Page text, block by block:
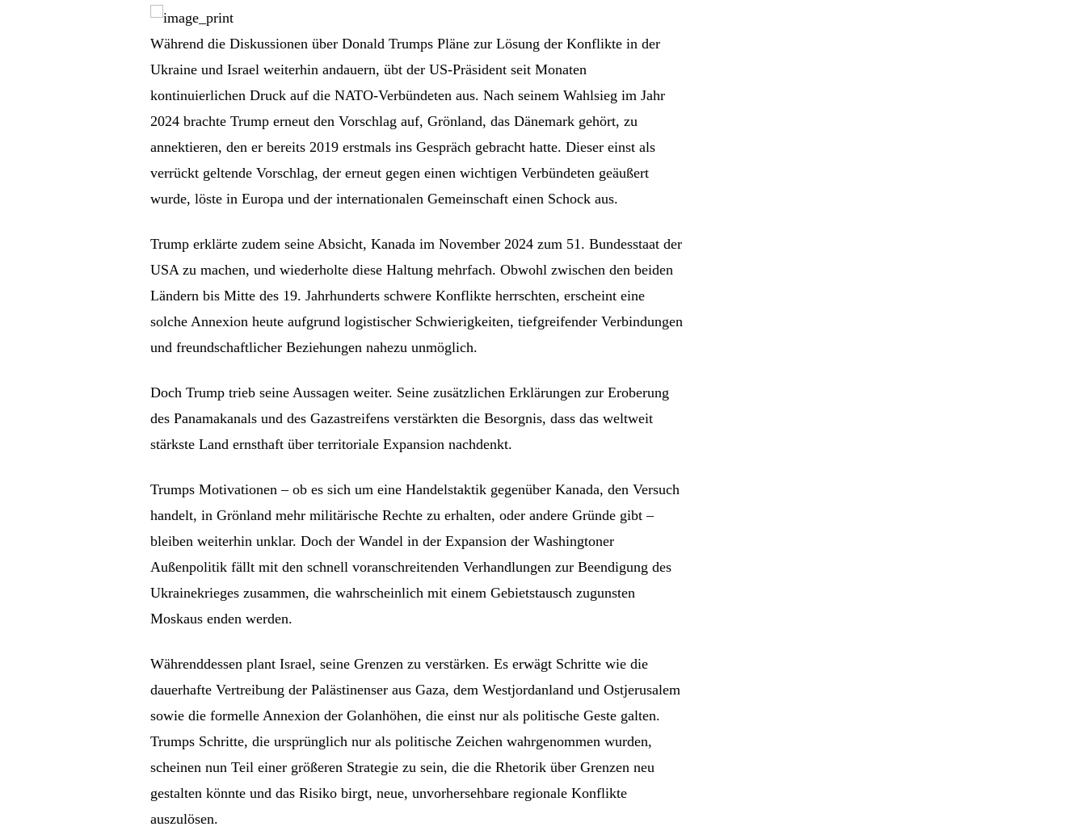
Während die Diskussionen über Donald Trumps Pläne zur Lösung der Konflikte in der
Ukraine und Israel weiterhin andauern, übt der US-Präsident seit Monaten
kontinuierlichen Druck auf die NATO-Verbündeten aus. Nach seinem Wahlsieg im Jahr
2024 brachte Trump erneut den Vorschlag auf, Grönland, das Dänemark gehört, zu
annektieren, den er bereits 2019 erstmals ins Gespräch gebracht hatte. Dieser einst als
verrückt geltende Vorschlag, der erneut gegen einen wichtigen Verbündeten geäußert
wurde, löste in Europa und der internationalen Gemeinschaft einen Schock aus.
Trump erklärte zudem seine Absicht, Kanada im November 2024 zum 51. Bundesstaat der
USA zu machen, und wiederholte diese Haltung mehrfach. Obwohl zwischen den beiden
Ländern bis Mitte des 19. Jahrhunderts schwere Konflikte herrschten, erscheint eine
solche Annexion heute aufgrund logistischer Schwierigkeiten, tiefgreifender Verbindungen
und freundschaftlicher Beziehungen nahezu unmöglich.
Doch Trump trieb seine Aussagen weiter. Seine zusätzlichen Erklärungen zur Eroberung
des Panamakanals und des Gazastreifens verstärkten die Besorgnis, dass das weltweit
stärkste Land ernsthaft über territoriale Expansion nachdenkt.
Trumps Motivationen – ob es sich um eine Handelstaktik gegenüber Kanada, den Versuch
handelt, in Grönland mehr militärische Rechte zu erhalten, oder andere Gründe gibt –
bleiben weiterhin unklar. Doch der Wandel in der Expansion der Washingtoner
Außenpolitik fällt mit den schnell voranschreitenden Verhandlungen zur Beendigung des
Ukrainekrieges zusammen, die wahrscheinlich mit einem Gebietstausch zugunsten
Moskaus enden werden.
Währenddessen plant Israel, seine Grenzen zu verstärken. Es erwägt Schritte wie die
dauerhafte Vertreibung der Palästinenser aus Gaza, dem Westjordanland und Ostjerusalem
sowie die formelle Annexion der Golanhöhen, die einst nur als politische Geste galten.
Trumps Schritte, die ursprünglich nur als politische Zeichen wahrgenommen wurden,
scheinen nun Teil einer größeren Strategie zu sein, die die Rhetorik über Grenzen neu
gestalten könnte und das Risiko birgt, neue, unvorhersehbare regionale Konflikte
auszulösen.